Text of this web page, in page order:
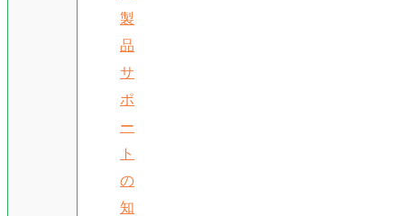
製
品
サ
ポ
ー
ト
の
知